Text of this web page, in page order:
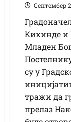
Септембер
Кикинде
Младен
су у
тражи да
прелаз